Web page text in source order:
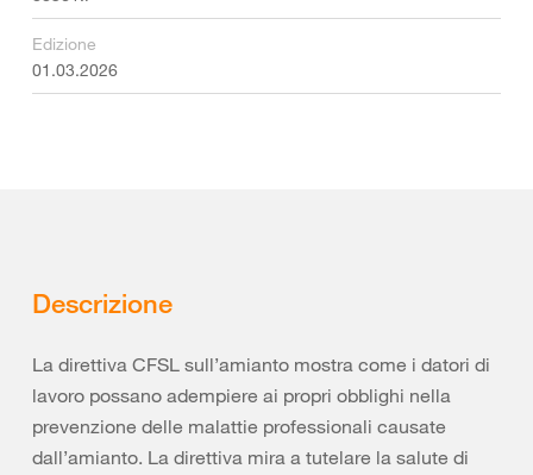
Edizione
01.03.2026
Descrizione
La direttiva CFSL sull’amianto mostra come i datori di
lavoro possano adempiere ai propri obblighi nella
prevenzione delle malattie professionali causate
dall’amianto. La direttiva mira a tutelare la salute di